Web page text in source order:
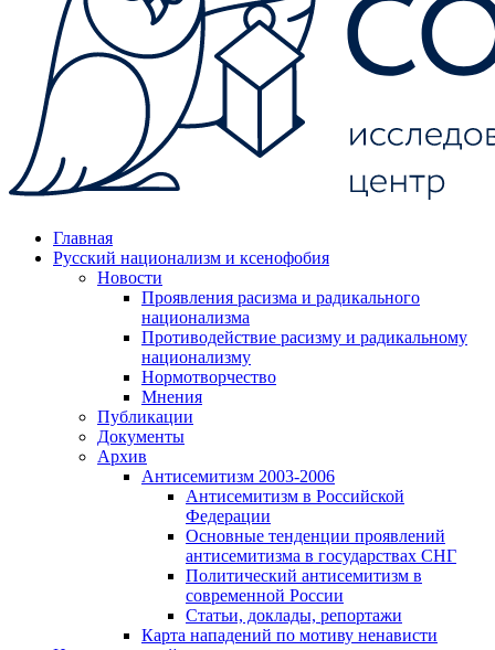
Главная
Русский национализм и ксенофобия
Новости
Проявления расизма и радикального
национализма
Противодействие расизму и радикальному
национализму
Нормотворчество
Мнения
Публикации
Документы
Архив
Антисемитизм 2003-2006
Антисемитизм в Российской
Федерации
Основные тенденции проявлений
антисемитизма в государствах СНГ
Политический антисемитизм в
современной России
Статьи, доклады, репортажи
Карта нападений по мотиву ненависти